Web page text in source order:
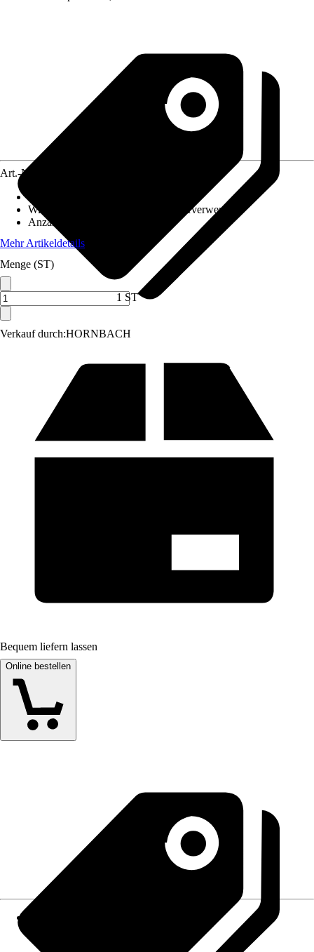
Verkauf durch:HORNBACH
Art.-Nr.
Wiederverwendbarkeit
Nicht wiederverwendbar
Anzahl Sticker-Teile
Mehr Artikeldetails
Menge (ST)
1 ST
Bequem liefern lassen
Online bestellen